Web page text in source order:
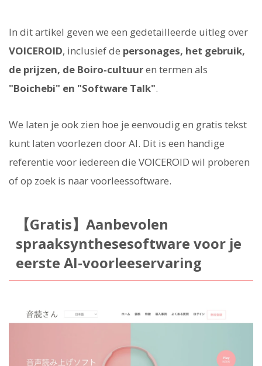
In dit artikel geven we een gedetailleerde uitleg over
VOICEROID, inclusief de personages, het gebruik,
de prijzen, de Boiro-cultuuren termen als
"Boichebi" en "Software Talk".
We laten je ook zien hoe je eenvoudig en gratis tekst
kunt laten voorlezen door AI. Dit is een handige
referentie voor iedereen die VOICEROID wil proberen
of op zoek is naar voorleessoftware.
【Gratis】Aanbevolen
spraaksynthesesoftware voor je
eerste AI-voorleeservaring